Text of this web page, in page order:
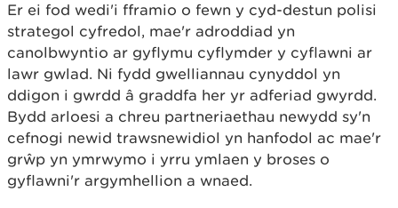
Er ei fod wedi'i fframio o fewn y cyd-destun polisi
strategol cyfredol, mae'r adroddiad yn
canolbwyntio ar gyflymu cyflymder y cyflawni ar
lawr gwlad. Ni fydd gwelliannau cynyddol yn
ddigon i gwrdd â graddfa her yr adferiad gwyrdd.
Bydd arloesi a chreu partneriaethau newydd sy'n
cefnogi newid trawsnewidiol yn hanfodol ac mae'r
grŵp yn ymrwymo i yrru ymlaen y broses o
gyflawni'r argymhellion a wnaed.